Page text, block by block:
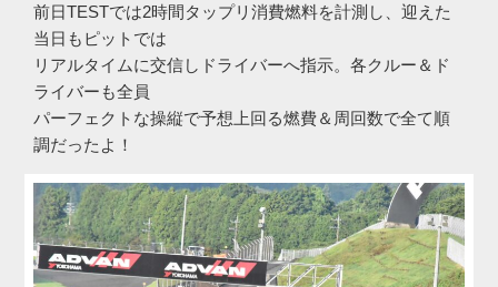
前日TESTでは2時間タップリ消費燃料を計測し、迎えた
当日もピットでは
リアルタイムに交信しドライバーへ指示。各クルー＆ド
ライバーも全員
パーフェクトな操縦で予想上回る燃費＆周回数で全て順
調だったよ！